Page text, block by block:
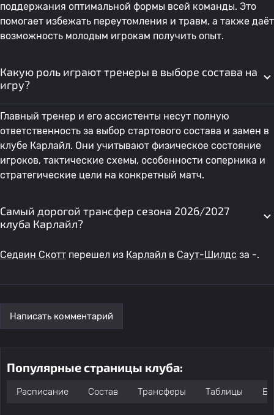
поддержания оптимальной формы всей команды. Это
помогает избежать переутомления и травм, а также даёт
возможность молодым игрокам получить опыт.
Какую роль играют тренеры в выборе состава на
игру?
Главный тренер и его ассистенты несут полную
ответственность за выбор стартового состава и замен в
клубе Карлайл. Они учитывают физическое состояние
игроков, тактические схемы, особенности соперника и
стратегические цели на конкретный матч.
Самый дорогой трансфер сезона 2026/2027
клуба Карлайл?
Седвин Скотт перешел из Карлайл в Саут-Шилдс за -.
Написать комментарий
Популярные страницы клуба:
Расписание Состав Трансферы Таблицы